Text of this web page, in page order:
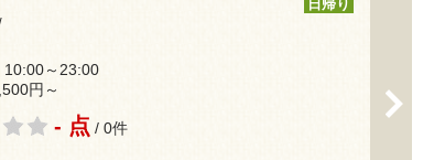
日帰り
10:00～23:00
円～
- 点 / 0件